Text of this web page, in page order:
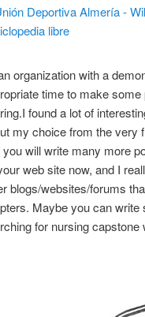
organization with a
time to make some
found a lot of
my choice from the very
you will write many more
web site now, and I
blogs/websites/forums
Maybe you can write
for nursing capstone